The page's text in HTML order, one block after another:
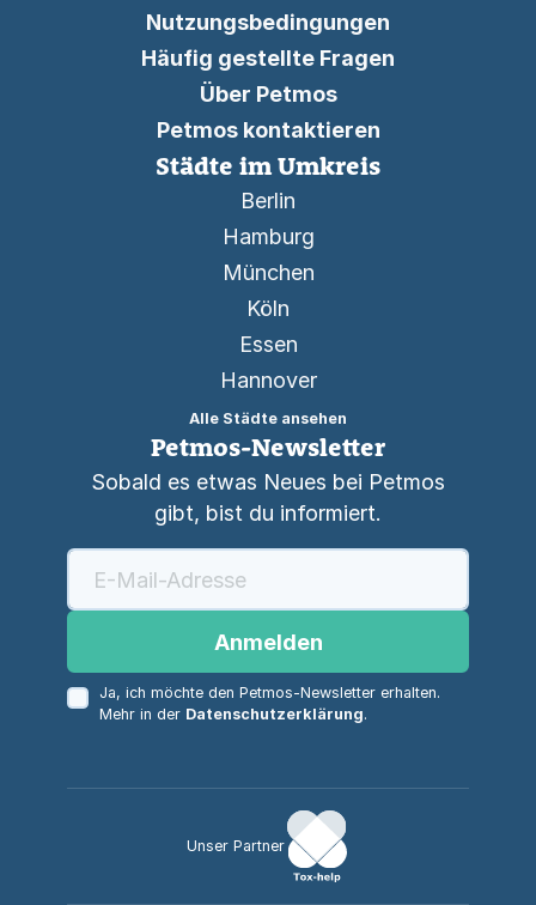
Nutzungsbedingungen
Häufig gestellte Fragen
Über Petmos
Petmos kontaktieren
Städte im Umkreis
Berlin
Hamburg
München
Köln
Essen
Hannover
Alle Städte ansehen
Petmos-Newsletter
Sobald es etwas Neues bei Petmos
gibt, bist du informiert.
Anmelden
Ja, ich möchte den Petmos-Newsletter erhalten.
Mehr in der Datenschutzerklärung.
Unser Partner